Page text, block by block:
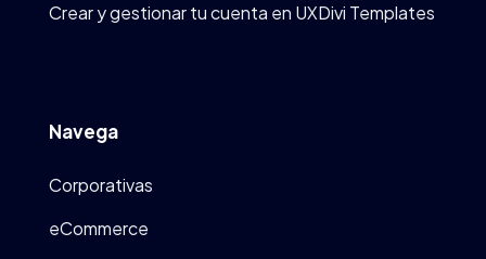
Crear y gestionar tu cuenta en UXDivi Templates
Navega
Corporativas
eCommerce